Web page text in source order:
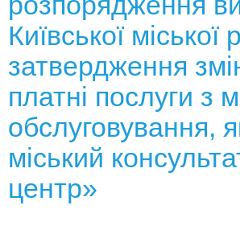
Київської
затвердження
платні послуги з
обслуговування,
міський
центр»